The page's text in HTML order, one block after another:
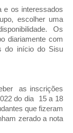
e os interessados
escolher uma
Os
diariamente com
do início do Sisu
as inscrições
do dia  15 a 18
que fizeram
zerado a nota